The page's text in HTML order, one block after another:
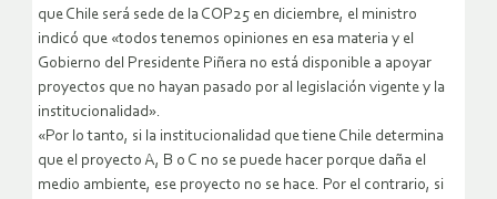
que Chile será sede de la COP25 en diciembre, el ministro
indicó que «todos tenemos opiniones en esa materia y el
Gobierno del Presidente Piñera no está disponible a apoyar
proyectos que no hayan pasado por al legislación vigente y la
institucionalidad».
«Por lo tanto, si la institucionalidad que tiene Chile determina
que el proyecto A, B o C no se puede hacer porque daña el
medio ambiente, ese proyecto no se hace. Por el contrario, si